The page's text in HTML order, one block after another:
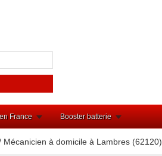
France Booster batterie
Mécanicien à domicile à Lambres (62120)